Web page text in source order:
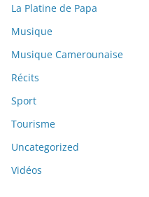
La Platine de Papa
Musique
Musique Camerounaise
Récits
Sport
Tourisme
Uncategorized
Vidéos